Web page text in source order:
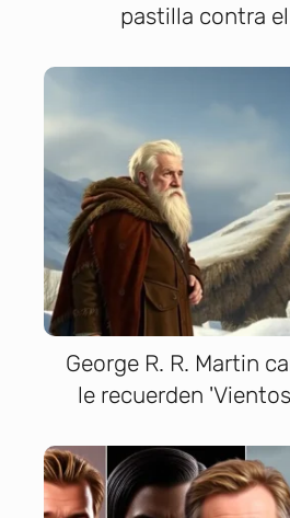
pastilla contra
George R. R. Martin
le recuerden